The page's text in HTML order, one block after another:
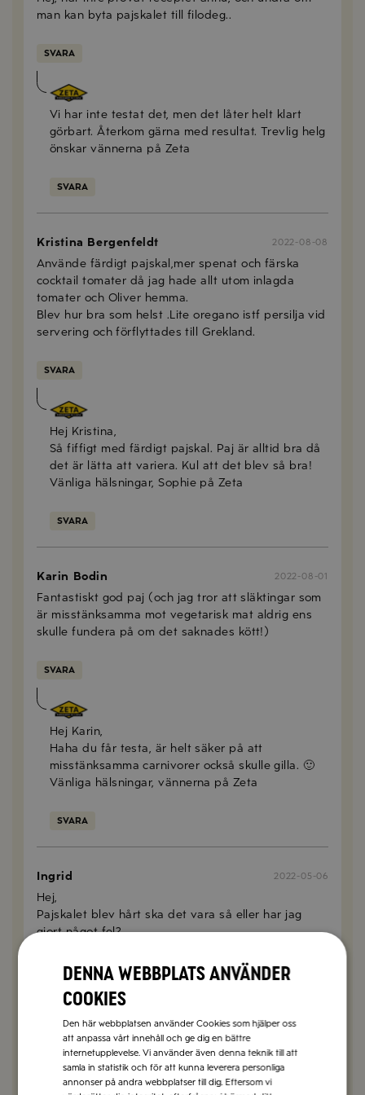
man kan byta pajskalet till filodeg..
SVARA
Anna Mellberg
Vi har inte testat det, men det låter helt klart
görbart. Återkom gärna med resultat. Trevlig helg
önskar vännerna på Zeta
SVARA
Kristina Bergenfeldt 2022-08-08
Använde färdigt pajskal,mer spenat och färska
cocktail tomater då jag hade allt utom inlagda
tomater och Oliver hemma.
Blev hur bra som helst .Lite oregano istf persilja vid
servering och förflyttades till Grekland.
SVARA
Sophie Berlin
Hej Kristina,
Så fiffigt med färdigt pajskal. Paj är alltid bra då
det är lätta att variera. Kul att det blev så bra!
Vänliga hälsningar, Sophie på Zeta
SVARA
Karin Bodin 2022-08-01
Fantastiskt god paj (och jag tror att släktingar som
är misstänksamma mot vegetarisk mat aldrig ens
skulle fundera på om det saknades kött!)
SVARA
Sophie Berlin
Hej Karin,
Haha du får testa, är helt säker på att
misstänksamma carnivorer också skulle gilla. 🙂
Vänliga hälsningar, vännerna på Zeta
SVARA
Ingrid 2022-05-06
Hej,
Pajskalet blev hårt ska det vara så eller har jag
gjort något fel?
SVARA
Sophie Berlin
Hej Ingrid,
Pajdeg kan bli seg och hård om den bearbetas
för länge. Blanda ihop den snabbt nästa gång så
hoppas jag du får ett bättre resultat.
Denna webbplats använder
cookies
Den här webbplatsen använder Cookies som hjälper oss
att anpassa vårt innehåll och ge dig en bättre
internetupplevelse. Vi använder även denna teknik till att
samla in statistik och för att kunna leverera personliga
annonser på andra webbplatser till dig. Eftersom vi